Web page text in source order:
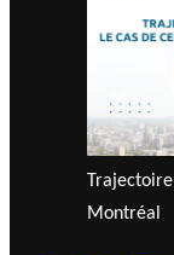
Montréal